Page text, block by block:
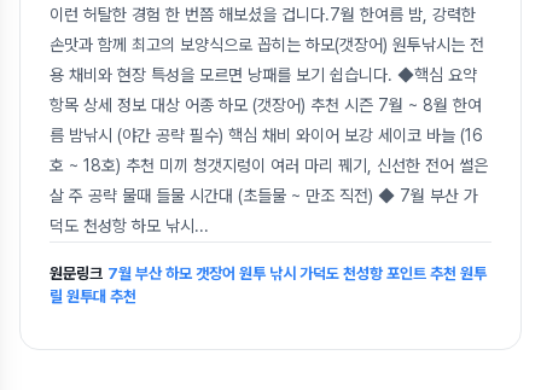
이런 허탈한 경험 한 번쯤 해보셨을 겁니다.7월 한여름 밤, 강력한
손맛과 함께 최고의 보양식으로 꼽히는 하모(갯장어) 원투낚시는 전
용 채비와 현장 특성을 모르면 낭패를 보기 쉽습니다. ◆핵심 요약
항목 상세 정보 대상 어종 하모 (갯장어) 추천 시즌 7월 ~ 8월 한여
름 밤낚시 (야간 공략 필수) 핵심 채비 와이어 보강 세이코 바늘 (16
호 ~ 18호) 추천 미끼 청갯지렁이 여러 마리 꿰기, 신선한 전어 썰은
살 주 공략 물때 들물 시간대 (초들물 ~ 만조 직전) ◆ 7월 부산 가
덕도 천성항 하모 낚시 ...
원문링크 7월 부산 하모 갯장어 원투 낚시 가덕도 천성항 포인트 추천 원투
릴 원투대 추천